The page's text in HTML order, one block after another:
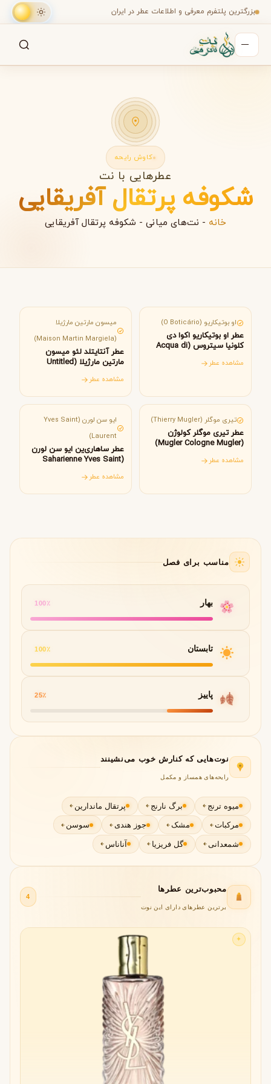
بزرگترین پلتفرم معرفی و اطلاعات عطر در ایران
کاوش رایحه
عطرهایی با نت
شکوفه پرتقال آفریقایی
خانه - نت‌های میانی - شکوفه پرتقال آفریقایی
او بوتیکاریو (O Boticário)
عطر او بوتیکاریو اکوا دی
کلونیا سیتروس (Acqua di
مشاهده عطر
میسون مارتین مارژیلا
(Maison Martin Margiela)
عطر آنتایتلد لئو میسون
مارتین مارژیلا (Untitled
Margiela)
مشاهده عطر
تیری موگلر (Thierry Mugler)
عطر تیری موگلر کولوژن
(Mugler Cologne Mugler)
مشاهده عطر
ایو سن لورن (Yves Saint
Laurent)
عطر ساهاری‌ین ایو سن لورن
(Saharienne Yves Saint
مشاهده عطر
مناسب برای فصل
بهار 100٪
تابستان 100٪
پاییز 25٪
نوت‌هایی که کنارش خوب می‌نشینند
رایحه‌های همساز و مکمل
میوه ترنج برگ نارنج پرتقال ماندارین
مرکبات مشک جوز هندی سوسن
شمعدانی گل فریزیا آناناس
محبوب‌ترین عطرها
برترین عطرهای دارای این نوت
4
✦